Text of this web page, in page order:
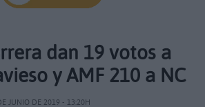
dan 19 votos a
y AMF 210 a NC
JUNIO DE 2019 - 13:20H